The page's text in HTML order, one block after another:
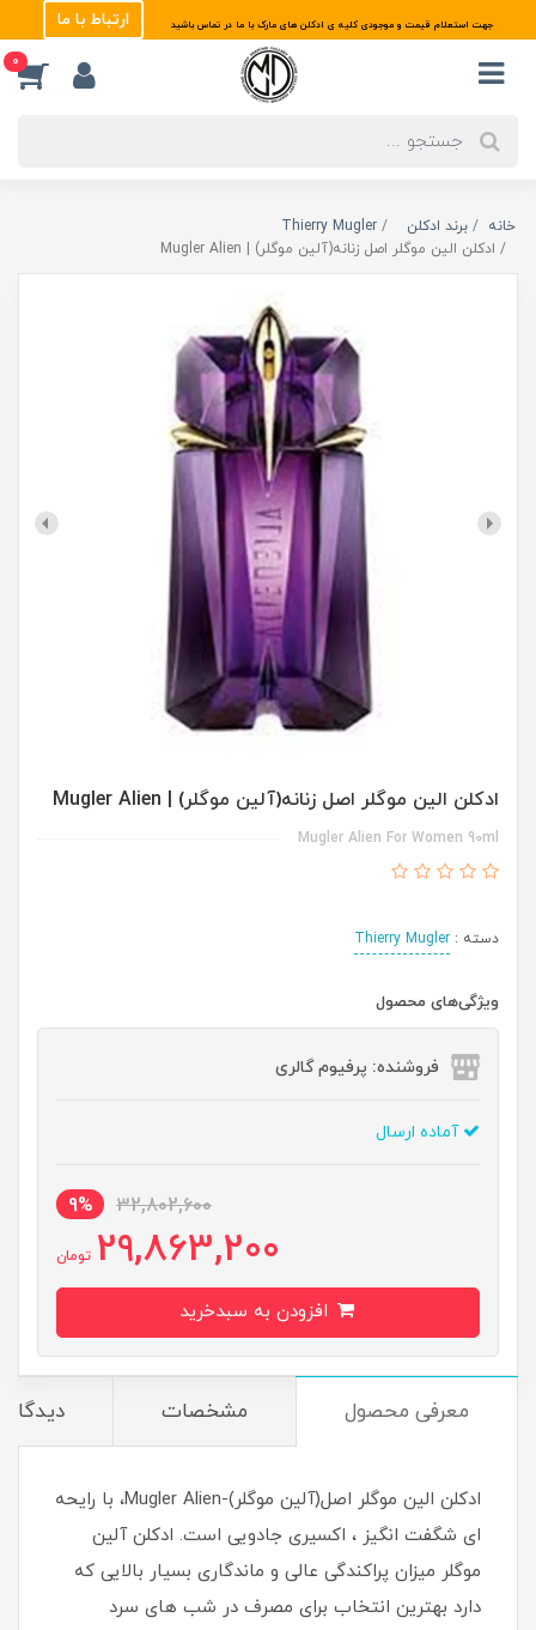
جهت استعلام قیمت و موجودی کلیه ی ادکلن های مارک با ما در تماس باشید ارتباط با ما
0
خانه برند ادکلن
Thierry Mugler
ادکلن الین موگلر اصل زنانه(آلین موگلر) | Mugler Alien
ادکلن الین موگلر اصل زنانه(آلین موگلر) | Mugler Alien
Mugler Alien For Women 90ml
دسته : Thierry Mugler
ویژگی‌های محصول
فروشنده: پرفیوم گالری
آماده ارسال
32,802,600
9%
29,863,200 تومان
معرفی محصول مشخصات
ادکلن الین موگلر اصل(آلین موگلر)-Mugler Alien، با رایحه
ای شگفت انگیز ، اکسیری جادویی است. ادکلن آلین
موگلر میزان پراکندگی عالی و ماندگاری بسیار بالایی که
دارد بهترین انتخاب برای مصرف در شب های سرد